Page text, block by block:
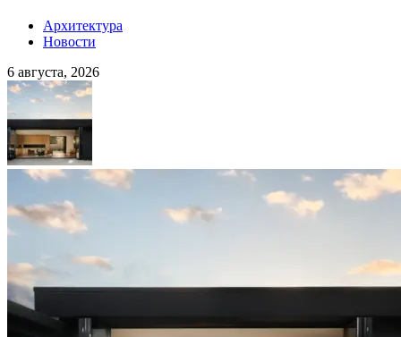
Архитектура
Новости
6 августа, 2026